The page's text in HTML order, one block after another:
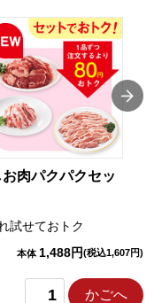
肉パクパクセッ
試せておトク
本体 1,488円(税込1,607円)
かごへ